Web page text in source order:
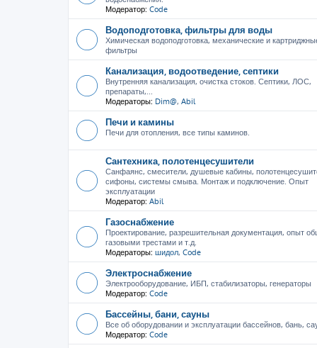
Модератор: Code
Водоподготовка, фильтры для воды
Химическая водоподготовка, механические и
фильтры
Канализация, водоотведение, септики
Внутренняя канализация, очистка стоков. Септики, ЛОС,
препараты,...
Модераторы: Dim@, Abil
Печи и камины
Печи для отопления, все типы каминов.
Сантехника, полотенцесушители
Санфаянс, смесители, душевые кабины,
сифоны, системы смыва. Монтаж и подключение. Опыт
эксплуатации
Модератор: Abil
Газоснабжение
Проектирование, разрешительная документация, опыт
газовыми трестами и т.д.
Модераторы: шидол, Code
Электроснабжение
Электрооборудование, ИБП, стабилизаторы, генераторы
Модератор: Code
Бассейны, бани, сауны
Все об оборудовании и эксплуатации бассейнов, бань,
Модератор: Code